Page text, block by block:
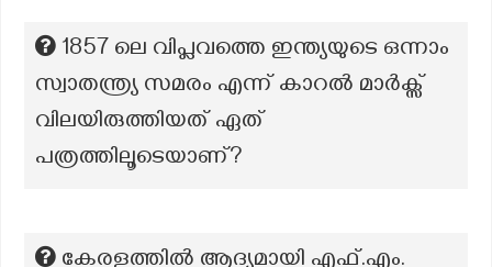
1857 ലെ വിപ്ലവത്തെ ഇന്ത്യയുടെ ഒന്നാം
സ്വാതന്ത്ര്യ സമരം എന്ന് കാറൽ മാർക്സ്
വിലയിരുത്തിയത് ഏത്
പത്രത്തിലൂടെയാണ്?